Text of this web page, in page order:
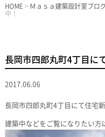
HOME > Ｍａｓａ建築設計室ブロ
中！
長岡市四郎丸町4丁目に
2017.06.06
長岡市四郎丸町4丁目にて住宅新
建築中などをご覧になりたい方